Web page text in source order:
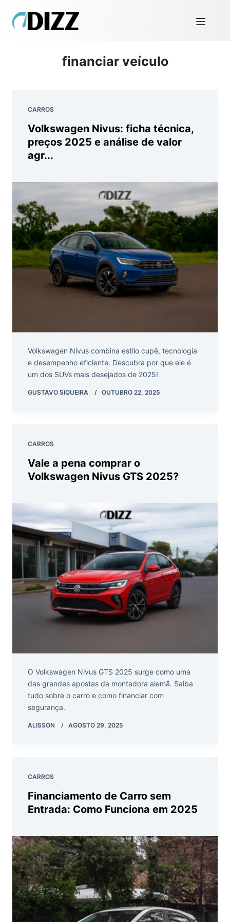
financiar veículo
CARROS
Volkswagen Nivus: ficha técnica,
preços 2025 e análise de valor
agr...
Volkswagen Nivus combina estilo cupê, tecnologia
e desempenho eficiente. Descubra por que ele é
um dos SUVs mais desejados de 2025!
GUSTAVO SIQUEIRA OUTUBRO 22, 2025
CARROS
Vale a pena comprar o
Volkswagen Nivus GTS 2025?
O Volkswagen Nivus GTS 2025 surge como uma
das grandes apostas da montadora alemã. Saiba
tudo sobre o carro e como financiar com
segurança.
ALISSON AGOSTO 29, 2025
CARROS
Financiamento de Carro sem
Entrada: Como Funciona em 2025